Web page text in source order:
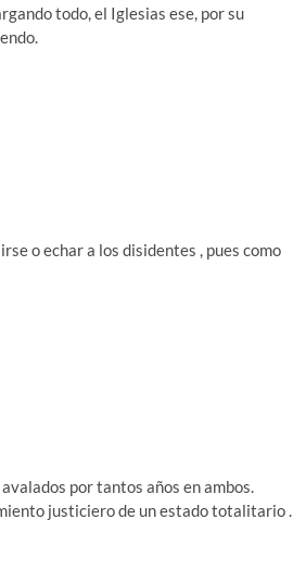
todo, el Iglesias ese, por su
o echar a los disidentes , pues como
por tantos años en ambos.
justiciero de un estado totalitario .